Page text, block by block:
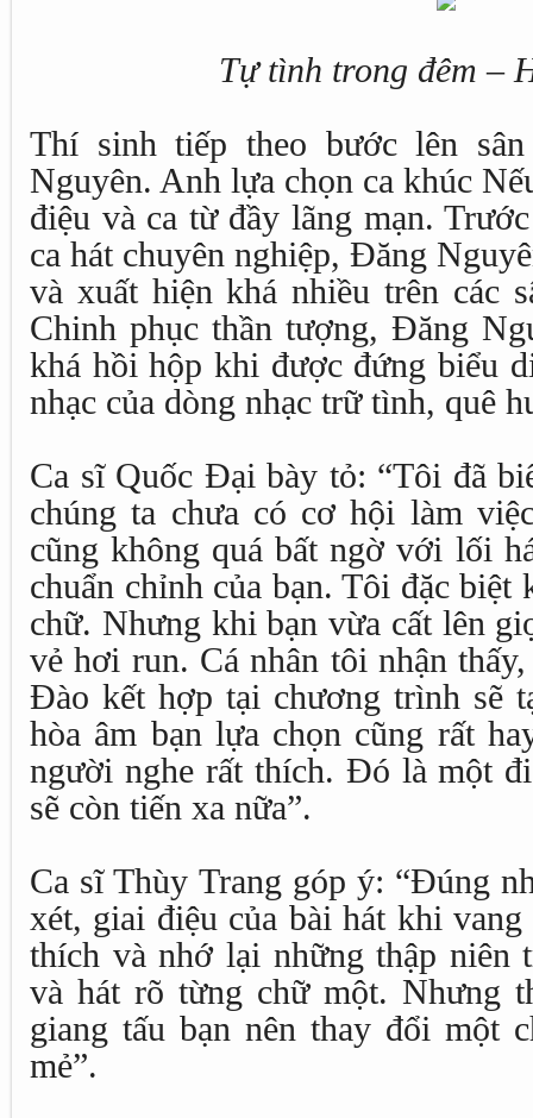
Tự tình trong đêm –
Thí sinh tiếp theo bước lên
Nguyên. Anh lựa chọn ca khúc
điệu và ca từ đầy lãng mạn.
ca hát chuyên nghiệp, Đăng
và xuất hiện khá nhiều trên các
Chinh phục thần tượng, Đăng
khá hồi hộp khi được đứng biểu
nhạc của dòng nhạc trữ tình, quê
Ca sĩ Quốc Đại bày tỏ: “Tôi đã
chúng ta chưa có cơ hội làm
cũng không quá bất ngờ với lối
chuẩn chỉnh của bạn. Tôi đặc
chữ. Nhưng khi bạn vừa cất lên
vẻ hơi run. Cá nhân tôi nhận
Đào kết hợp tại chương trình sẽ
hòa âm bạn lựa chọn cũng rất
người nghe rất thích. Đó là một
sẽ còn tiến xa nữa”.
Ca sĩ Thùy Trang góp ý: “Đúng
xét, giai điệu của bài hát khi
thích và nhớ lại những thập niên
và hát rõ từng chữ một. Nhưng
giang tấu bạn nên thay đổi một
mẻ”.